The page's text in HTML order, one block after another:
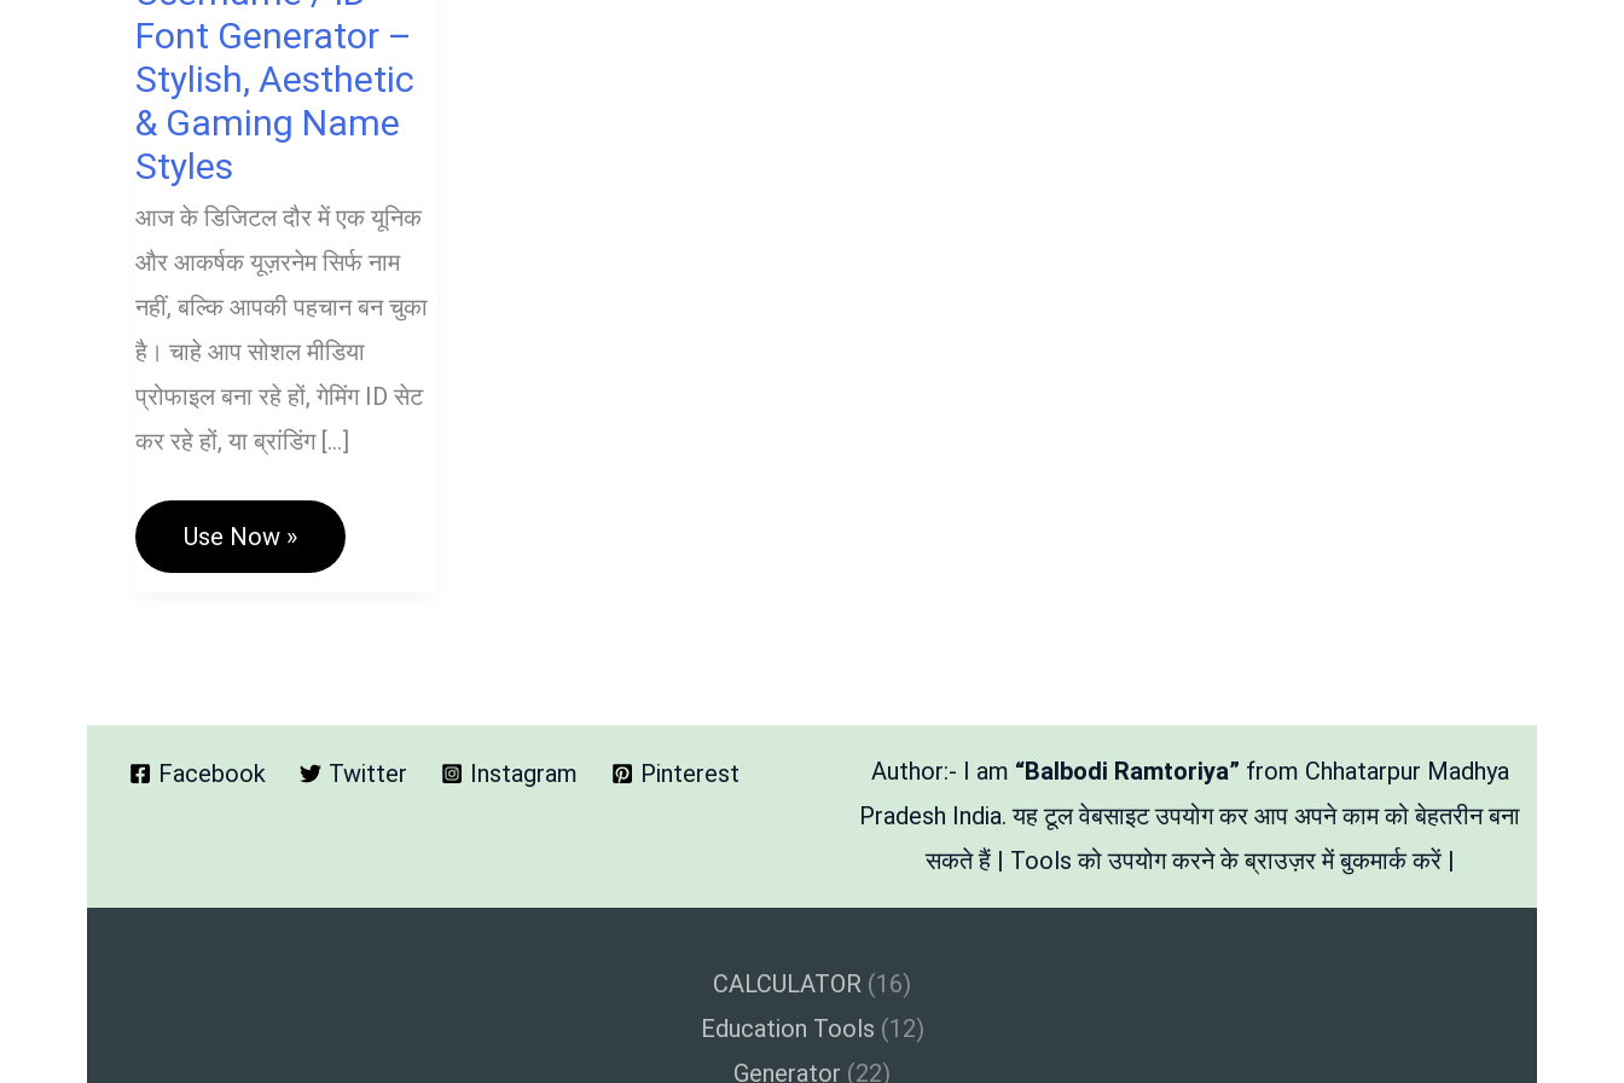
Font Generator –
Stylish, Aesthetic
& Gaming Name
Styles
आज के डिजिटल दौर में एक यूनिक
और आकर्षक यूज़रनेम सिर्फ नाम
नहीं, बल्कि आपकी पहचान बन चुका
है। चाहे आप सोशल मीडिया
प्रोफाइल बना रहे हों, गेमिंग ID सेट
कर रहे हों, या ब्रांडिंग […]
Username
&
Name
Use Now »
Facebook Twitter Instagram Pinterest Author:- I am “Balbodi Ramtoriya” from Chhatarpur Madhya
Pradesh India. यह टूल वेबसाइट उपयोग कर आप अपने काम को बेहतरीन बना
सकते हैं | Tools को उपयोग करने के ब्राउज़र में बुकमार्क करें |
CALCULATOR (16)
Education Tools (12)
Generator (22)